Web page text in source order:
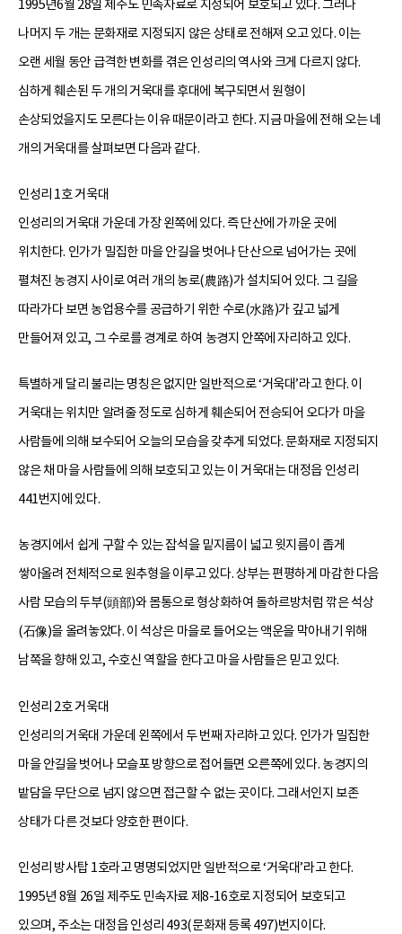
1995년6월 28일 제주도 민속자료로 지정되어 보호되고 있다. 그러나
나머지 두 개는 문화재로 지정되지 않은 상태로 전해져 오고 있다. 이는
오랜 세월 동안 급격한 변화를 겪은 인성리의 역사와 크게 다르지 않다.
심하게 훼손된 두 개의 거욱대를 후대에 복구되면서 원형이
손상되었을지도 모른다는 이유 때문이라고 한다. 지금 마을에 전해 오는 네
개의 거욱대를 살펴보면 다음과 같다.
인성리 1호 거욱대
인성리의 거욱대 가운데 가장 왼쪽에 있다. 즉 단산에 가까운 곳에
위치한다. 인가가 밀집한 마을 안길을 벗어나 단산으로 넘어가는 곳에
펼쳐진 농경지 사이로 여러 개의 농로(農路)가 설치되어 있다. 그 길을
따라가다 보면 농업용수를 공급하기 위한 수로(水路)가 깊고 넓게
만들어져 있고, 그 수로를 경계로 하여 농경지 안쪽에 자리하고 있다.
특별하게 달리 불리는 명칭은 없지만 일반적으로 ‘거욱대’라고 한다. 이
거욱대는 위치만 알려줄 정도로 심하게 훼손되어 전승되어 오다가 마을
사람들에 의해 보수되어 오늘의 모습을 갖추게 되었다. 문화재로 지정되지
않은 채 마을 사람들에 의해 보호되고 있는 이 거욱대는 대정읍 인성리
441번지에 있다.
농경지에서 쉽게 구할 수 있는 잡석을 밑지름이 넓고 윗지름이 좁게
쌓아올려 전체적으로 원추형을 이루고 있다. 상부는 편평하게 마감한 다음
사람 모습의 두부(頭部)와 몸통으로 형상화하여 돌하르방처럼 깎은 석상
(石像)을 올려놓았다. 이 석상은 마을로 들어오는 액운을 막아내기 위해
남쪽을 향해 있고, 수호신 역할을 한다고 마을 사람들은 믿고 있다.
인성리 2호 거욱대
인성리의 거욱대 가운데 왼쪽에서 두 번째 자리하고 있다. 인가가 밀집한
마을 안길을 벗어나 모슬포 방향으로 접어들면 오른쪽에 있다. 농경지의
밭담을 무단으로 넘지 않으면 접근할 수 없는 곳이다. 그래서인지 보존
상태가 다른 것보다 양호한 편이다.
인성리 방사탑 1호라고 명명되었지만 일반적으로 ‘거욱대’라고 한다.
1995년 8월 26일 제주도 민속자료 제8-16호로 지정되어 보호되고
있으며, 주소는 대정읍 인성리 493(문화재 등록 497)번지이다.